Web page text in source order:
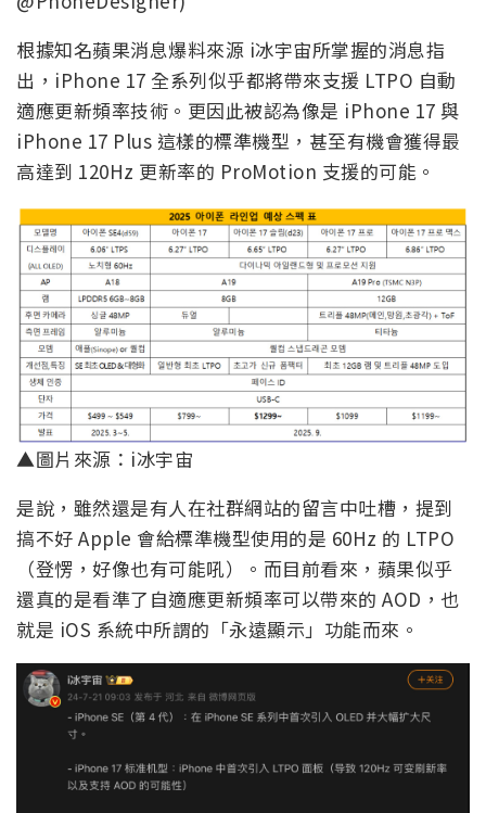
根據知名蘋果消息爆料來源 i冰宇宙所掌握的消息指
出，iPhone 17 全系列似乎都將帶來支援 LTPO 自動
適應更新頻率技術。更因此被認為像是 iPhone 17 與
iPhone 17 Plus 這樣的標準機型，甚至有機會獲得最
高達到 120Hz 更新率的 ProMotion 支援的可能。
▲圖片來源：i冰宇宙
是說，雖然還是有人在社群網站的留言中吐槽，提到
搞不好 Apple 會給標準機型使用的是 60Hz 的 LTPO
（登愣，好像也有可能吼）。而目前看來，蘋果似乎
還真的是看準了自適應更新頻率可以帶來的 AOD，也
就是 iOS 系統中所謂的「永遠顯示」功能而來。